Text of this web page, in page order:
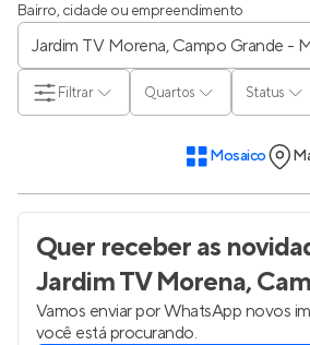
Bairro, cidade ou empreendimento
Quartos Status
Filtrar
Mosaico
Quer receber as
Jardim TV Morena,
Vamos enviar por WhatsApp novos
você está procurando.